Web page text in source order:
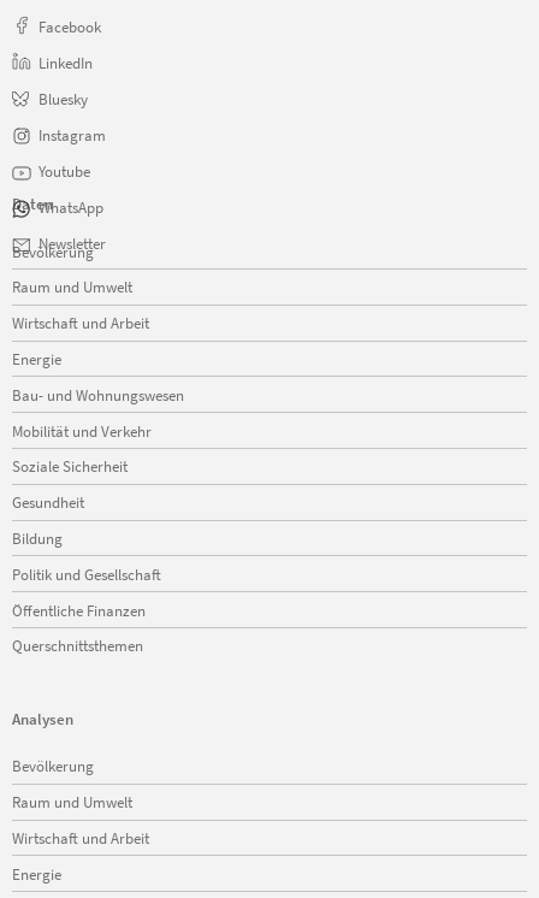
Facebook
LinkedIn
Bluesky
Instagram
Youtube
WhatsApp
Newsletter
Daten
Navigation
überspringen
Bevölkerung
Raum und Umwelt
Wirtschaft und Arbeit
Energie
Bau- und Wohnungswesen
Mobilität und Verkehr
Soziale Sicherheit
Gesundheit
Bildung
Politik und Gesellschaft
Öffentliche Finanzen
Querschnittsthemen
Analysen
Navigation
überspringen
Bevölkerung
Raum und Umwelt
Wirtschaft und Arbeit
Energie